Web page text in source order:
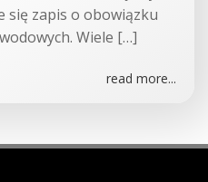
się zapis o obowiązku
Wiele […]
read more...